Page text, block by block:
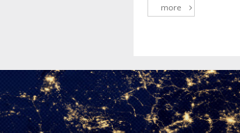
more